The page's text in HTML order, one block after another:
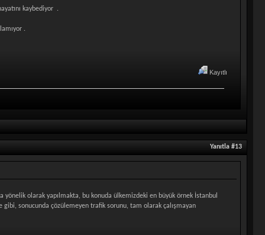
kaybediyor .
.
Kayıtlı
Yanıtla #13
olarak yapılmakta, bu konuda ülkemizdeki en büyük örnek İstanbul
sonucunda çözülemeyen trafik sorunu, tam olarak çalışmayan